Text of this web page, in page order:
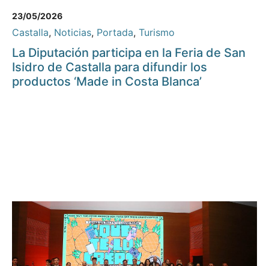
23/05/2026
Castalla, Noticias, Portada, Turismo
La Diputación participa en la Feria de San
Isidro de Castalla para difundir los
productos ‘Made in Costa Blanca’